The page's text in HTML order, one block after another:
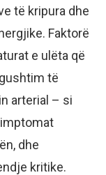
të kripura dhe
Faktorë
e ulëta që
të
arterial – si
dhe
kritike.